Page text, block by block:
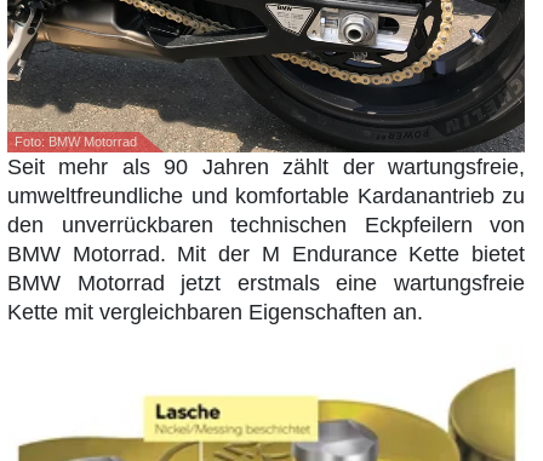
Foto: BMW Motorrad
Seit mehr als 90 Jahren zählt der wartungsfreie,
umweltfreundliche und komfortable Kardanantrieb zu
den unverrückbaren technischen Eckpfeilern von
BMW Motorrad. Mit der M Endurance Kette bietet
BMW Motorrad jetzt erstmals eine wartungsfreie
Kette mit vergleichbaren Eigenschaften an.